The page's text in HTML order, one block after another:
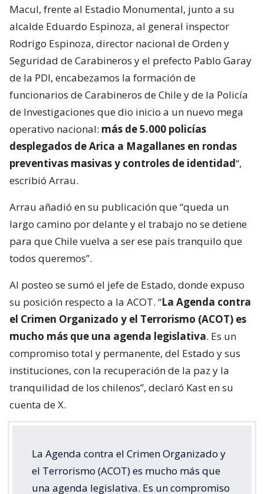
Macul, frente al Estadio Monumental, junto a su
alcalde Eduardo Espinoza, al general inspector
Rodrigo Espinoza, director nacional de Orden y
Seguridad de Carabineros y el prefecto Pablo Garay
de la PDI, encabezamos la formación de
funcionarios de Carabineros de Chile y de la Policía
de Investigaciones que dio inicio a un nuevo mega
operativo nacional: más de 5.000 policías
desplegados de Arica a Magallanes en rondas
preventivas masivas y controles de identidad“,
escribió Arrau.
Arrau añadió en su publicación que “queda un
largo camino por delante y el trabajo no se detiene
para que Chile vuelva a ser ese país tranquilo que
todos queremos”.
Al posteo se sumó el jefe de Estado, donde expuso
su posición respecto a la ACOT. “La Agenda contra
el Crimen Organizado y el Terrorismo (ACOT) es
mucho más que una agenda legislativa. Es un
compromiso total y permanente, del Estado y sus
instituciones, con la recuperación de la paz y la
tranquilidad de los chilenos”, declaró Kast en su
cuenta de X.
La Agenda contra el Crimen Organizado y
el Terrorismo (ACOT) es mucho más que
una agenda legislativa. Es un compromiso